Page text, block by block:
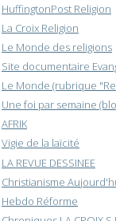
HuffingtonPost Religion
La Croix Religion
Le Monde des religions
Site documentaire
Le Monde (rubrique
Une foi par semaine
AFRIK
Vigie de la laïcité
LA REVUE DESSINEE
Christianisme
Hebdo Réforme